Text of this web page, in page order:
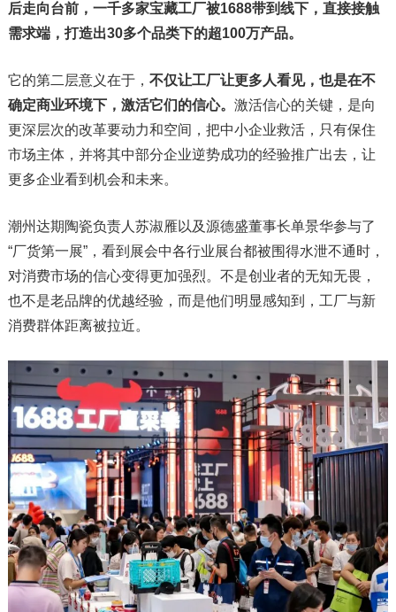
后走向台前，一千多家宝藏工厂被1688带到线下，直接接触
需求端，打造出30多个品类下的超100万产品。
它的第二层意义在于， 不仅让工厂让更多人看见，也是在不
确定商业环境下，激活它们的信心。 激活信心的关键，是向
更深层次的改革要动力和空间，把中小企业救活，只有保住
市场主体，并将其中部分企业逆势成功的经验推广出去，让
更多企业看到机会和未来。
潮州达期陶瓷负责人苏淑雁以及源德盛董事长单景华参与了
“厂货第一展”，看到展会中各行业展台都被围得水泄不通时，
对消费市场的信心变得更加强烈。不是创业者的无知无畏，
也不是老品牌的优越经验，而是他们明显感知到，工厂与新
消费群体距离被拉近。